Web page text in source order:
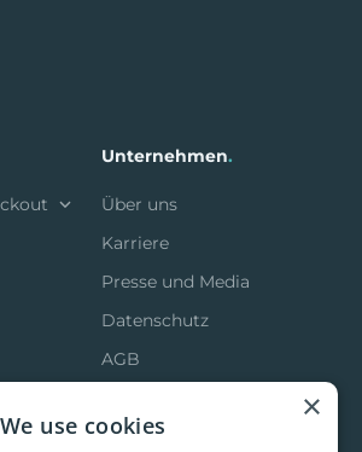
Unternehmen.
Über uns
Karriere
Presse und Media
Datenschutz
AGB
×
We use cookies